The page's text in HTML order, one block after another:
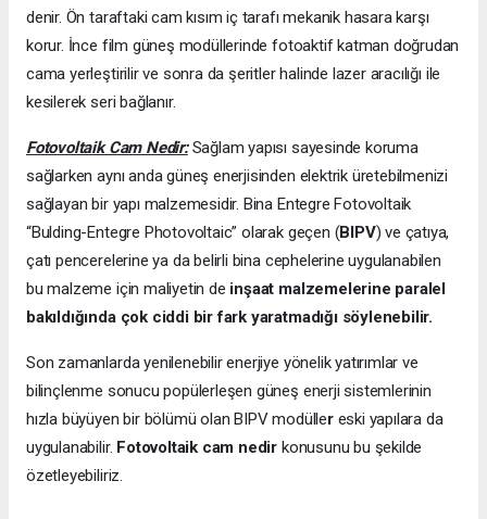
denir. Ön taraftaki cam kısım iç tarafı mekanik hasara karşı
korur. İnce film güneş modüllerinde fotoaktif katman doğrudan
cama yerleştirilir ve sonra da şeritler halinde lazer aracılığı ile
kesilerek seri bağlanır.
Fotovoltaik Cam Nedir:Sağlam yapısı sayesinde koruma
sağlarken aynı anda güneş enerjisinden elektrik üretebilmenizi
sağlayan bir yapı malzemesidir. Bina Entegre Fotovoltaik
“Bulding-Entegre Photovoltaic” olarak geçen (BIPV) ve çatıya,
çatı pencerelerine ya da belirli bina cephelerine uygulanabilen
bu malzeme için maliyetin de inşaat malzemelerine paralel
bakıldığında çok ciddi bir fark yaratmadığı söylenebilir.
Son zamanlarda yenilenebilir enerjiye yönelik yatırımlar ve
bilinçlenme sonucu popülerleşen güneş enerji sistemlerinin
hızla büyüyen bir bölümü olan BIPV modüller eski yapılara da
uygulanabilir. Fotovoltaik cam nedir konusunu bu şekilde
özetleyebiliriz.